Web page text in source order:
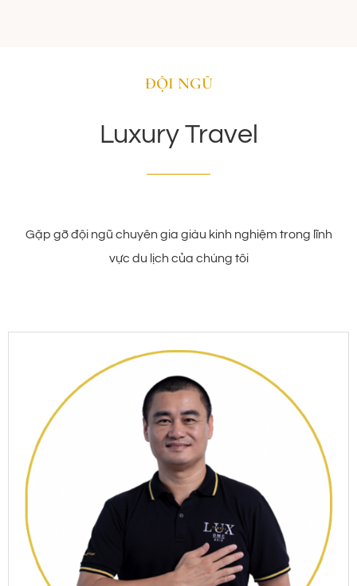
ĐỘI NGŨ
Luxury Travel
Gặp gỡ đội ngũ chuyên gia giàu kinh nghiệm trong lĩnh
vực du lịch của chúng tôi